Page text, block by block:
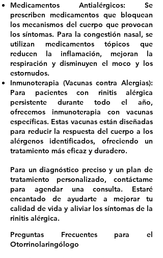
Medicamentos Antialérgicos: Se
prescriben medicamentos que bloquean
los mecanismos del cuerpo que provocan
los síntomas. Para la congestión nasal, se
utilizan medicamentos tópicos que
reducen la inflamación, mejoran la
respiración y disminuyen el moco y los
estornudos.
Inmunoterapia (Vacunas contra Alergias):
Para pacientes con rinitis alérgica
persistente durante todo el año,
ofrecemos inmunoterapia con vacunas
específicas. Estas vacunas están diseñadas
para reducir la respuesta del cuerpo a los
alérgenos identificados, ofreciendo un
tratamiento más eficaz y duradero.
Para un diagnóstico preciso y un plan de
tratamiento personalizado, contáctame
para agendar una consulta. Estaré
encantado de ayudarte a mejorar tu
calidad de vida y aliviar los síntomas de la
rinitis alérgica.
Preguntas Frecuentes para el
Otorrinolaringólogo